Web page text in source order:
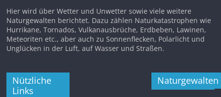
Hier wird über Wetter und Unwetter sowie viele weitere
Naturgewalten berichtet. Dazu zählen Naturkatastrophen wie
Hurrikane, Tornados, Vulkanausbrüche, Erdbeben, Lawinen,
Meteoriten etc., aber auch zu Sonnenflecken, Polarlicht und
Unglücken in der Luft, auf Wasser und Straßen.
Nützliche
Links
Naturgewalten